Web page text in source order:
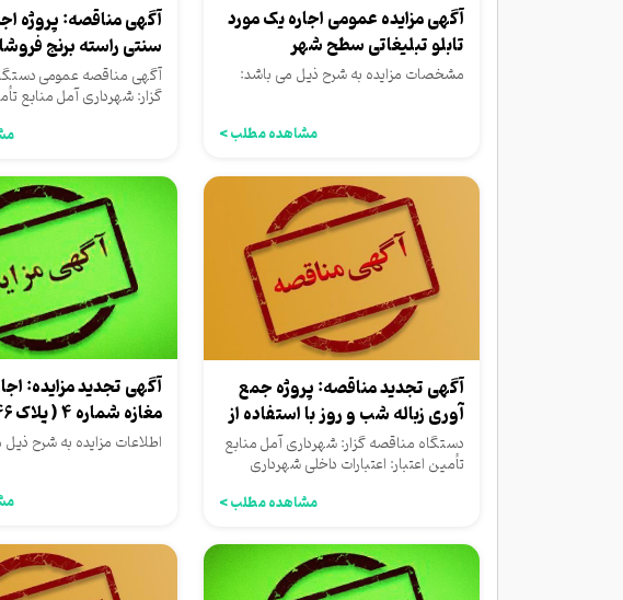
آگهی مزایده عمومی اجاره یک مورد
تابلو تبلیغاتی سطح شهر
مشخصات مزایده به شرح ذیل می باشد:
مشاهده مطلب >
آگهی مناقصه: پروژه
سنتی راسته برنج
آگهی مناقصه عمومی
گزار: شهرداری آمل منابع
اعتبارات داخلی شهرداری
آگهی تجدید مناقصه: پروژه جمع
آوری زباله شب و روز با استفاده از
ماشین...
دستگاه مناقصه گزار: شهرداری آمل منابع
تأمین اعتبار: اعتبارات داخلی شهرداری
مشاهده مطلب >
آگهی تجدید مزایده:
زیرین...
اطلاعات مزایده به شرح